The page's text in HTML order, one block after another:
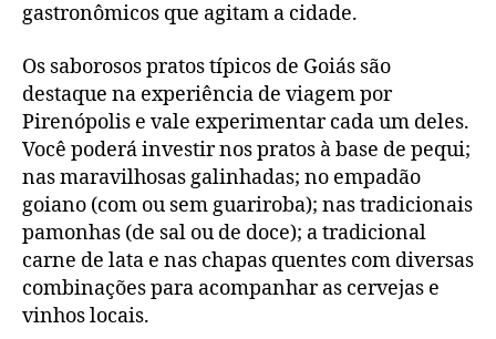
gastronômicos que agitam a cidade.
Os saborosos pratos típicos de Goiás são
destaque na experiência de viagem por
Pirenópolis e vale experimentar cada um deles.
Você poderá investir nos pratos à base de pequi;
nas maravilhosas galinhadas; no empadão
goiano (com ou sem guariroba); nas tradicionais
pamonhas (de sal ou de doce); a tradicional
carne de lata e nas chapas quentes com diversas
combinações para acompanhar as cervejas e
vinhos locais.